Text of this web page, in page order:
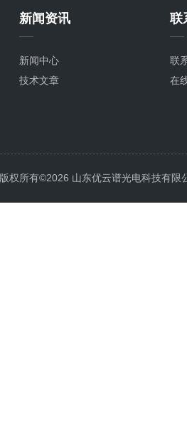
新闻资讯
新闻中心
技术文章
联
联
在
版权所有©2026 山东优云谱光电科技有